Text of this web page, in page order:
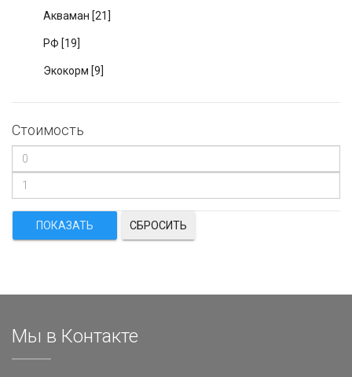
Акваман [21]
РФ [19]
Экокорм [9]
Стоимость
СБРОСИТЬ
Мы в Контакте